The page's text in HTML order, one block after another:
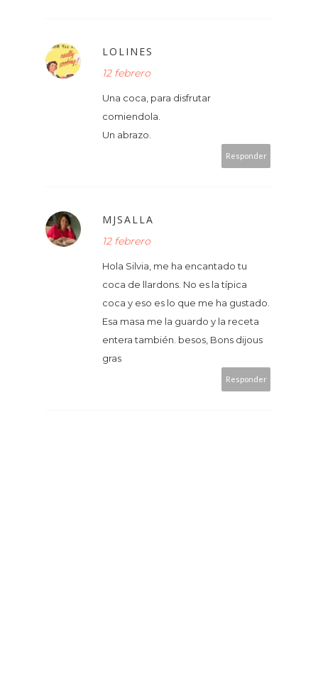
LOLINES
12 febrero
Una coca, para disfrutar
comiendola.
Un abrazo.
Responder
MJSALLA
12 febrero
Hola Silvia, me ha encantado tu
coca de llardons. No es la típica
coca y eso es lo que me ha gustado.
Esa masa me la guardo y la receta
entera también. besos, Bons dijous
gras
Responder